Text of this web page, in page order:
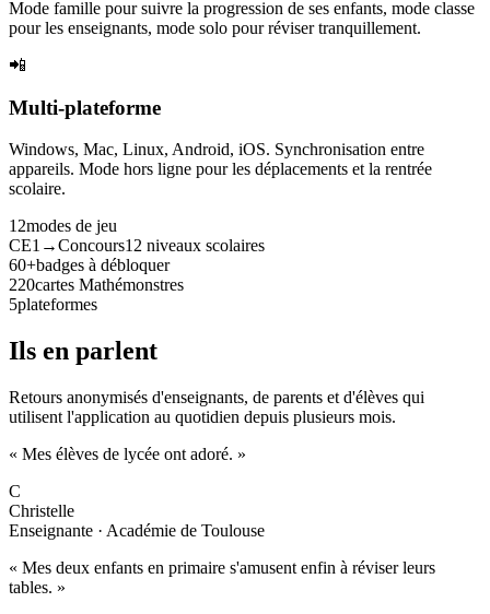
Mode famille pour suivre la progression de ses enfants, mode classe
pour les enseignants, mode solo pour réviser tranquillement.
📲
Multi-plateforme
Windows, Mac, Linux, Android, iOS. Synchronisation entre
appareils. Mode hors ligne pour les déplacements et la rentrée
scolaire.
12modes de jeu
CE1→Concours12 niveaux scolaires
60+badges à débloquer
220cartes Mathémonstres
5plateformes
Ils en parlent
Retours anonymisés d'enseignants, de parents et d'élèves qui
utilisent l'application au quotidien depuis plusieurs mois.
« Mes élèves de lycée ont adoré. »
C
Christelle
Enseignante · Académie de Toulouse
« Mes deux enfants en primaire s'amusent enfin à réviser leurs
tables. »